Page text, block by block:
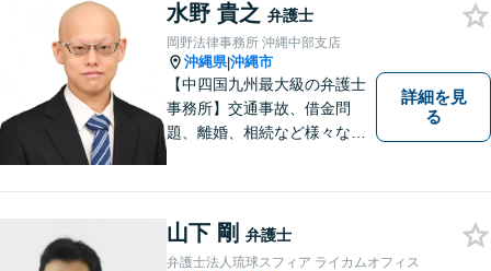
働問題については、雇用主の
方からのご相談のみとさせて
いただいております。
水野 貴之 弁護士
岡野法律事務所 沖縄中部支店
沖縄県|沖縄市
【中四国九州最大級の弁護士
事務所】交通事故、借金問
題、離婚、相続など様々な問
い！
詳細を見
る
山下 剛 弁護士
弁護士法人琉球スフィア ライカムオフィス